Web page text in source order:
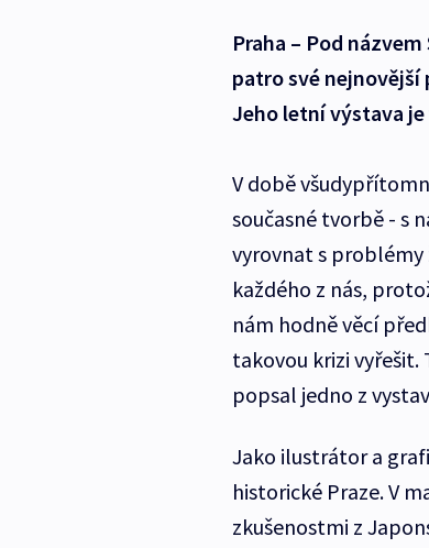
Praha – Pod
patro své
Jeho letní výstava
V době
současné tvorbě - s
vyrovnat s problémy
každého z nás,
nám hodně věcí
takovou krizi vyřešit.
popsal jedno z
Jako ilustrátor a
historické Praze. V
zkušenostmi z